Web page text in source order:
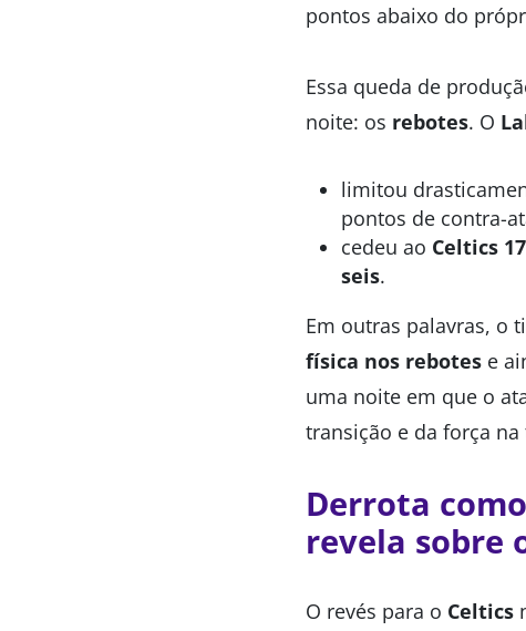
pontos abaixo do
Essa queda de
noite: os rebotes. O
limitou
pontos de contra-
cedeu ao Celtics
seis.
Em outras palavras, o
física nos rebotes e
uma noite em que o
transição e da força
Derrota
revela sobre
O revés para o Celtics